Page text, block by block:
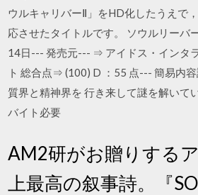
ウルキャリバーⅡ」をHD化したうえで
応させたタイトルです。 ソウルリーバ
14日--- 発売元--- ⇒ アイドス・インタ
ト 総合点⇒ (100) D ：55 点--- 簡易内
質界と精神界を 行き来して謎を解いて
バイト必要
AM2研がお贈りする
上最高の叙事詩。『